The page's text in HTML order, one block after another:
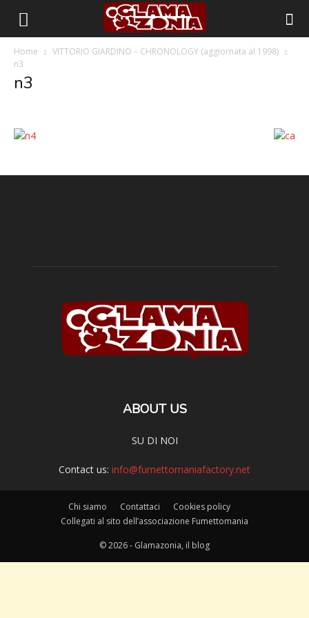
Home
VITTORIO GIARDINO – CHRONOLOGY (aggiornata al 1998)
n3
n3
ABOUT US
SU DI NOI
Contact us: info@fumettomaniafactory.net
Chi siamo Contattaci
Cookies policy
Collegati al sito dell’associazione Fumettomania
© 2026 - Glamazonia, il blog